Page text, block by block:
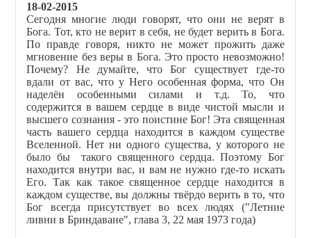
18-02-2015
Сегодня многие люди говорят, что они не верят в
Бога. Тот, кто не верит в себя, не будет верить в Бога.
По правде говоря, никто не может прожить даже
мгновение без веры в Бога. Это просто невозможно!
Почему? Не думайте, что Бог существует где-то
вдали от вас, что у Него особенная форма, что Он
наделён особенными силами и т.д. То, что
содержится в вашем сердце в виде чистой мысли и
высшего сознания - это поистине Бог! Эта священная
часть вашего сердца находится в каждом существе
Вселенной. Нет ни одного существа, у которого не
было бы такого священного сердца. Поэтому Бог
находится внутри вас, и вам не нужно где-то искать
Его. Так как такое священное сердце находится в
каждом существе, вы должны твёрдо верить в то, что
Бог всегда присутствует во всех людях ("Летние
ливни в Бриндаване", глава 3, 22 мая 1973 года)